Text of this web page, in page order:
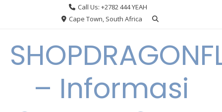
Call Us: +2782 444 YEAH
Cape Town, South Africa
– Informasi